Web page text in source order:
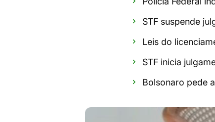
STF suspende
Leis do
STF inicia
Bolsonaro pede